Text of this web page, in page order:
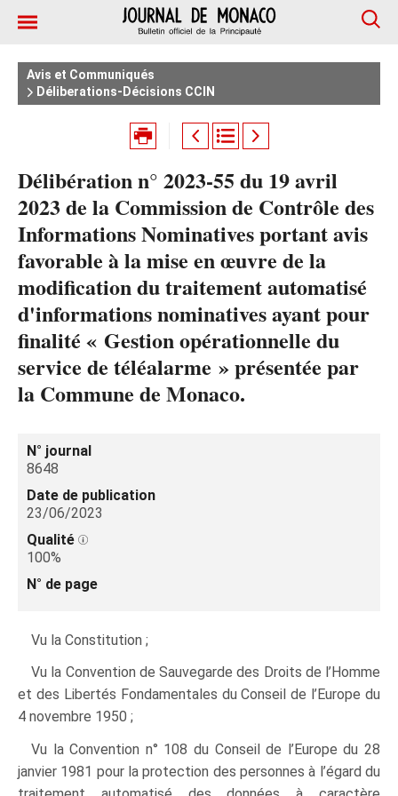
Avis et Communiqués
Déliberations-Décisions CCIN
Délibération n° 2023-55 du 19 avril
2023 de la Commission de Contrôle des
Informations Nominatives portant avis
favorable à la mise en œuvre de la
modification du traitement automatisé
d'informations nominatives ayant pour
finalité « Gestion opérationnelle du
service de téléalarme » présentée par
la Commune de Monaco.
N° journal
8648
Date de publication
23/06/2023
Qualité
100%
N° de page
Vu la Constitution ;
Vu la Convention de Sauvegarde des Droits de l’Homme
et des Libertés Fondamentales du Conseil de l’Europe du
4 novembre 1950 ;
Vu la Convention n° 108 du Conseil de l’Europe du 28
janvier 1981 pour la protection des personnes à l’égard du